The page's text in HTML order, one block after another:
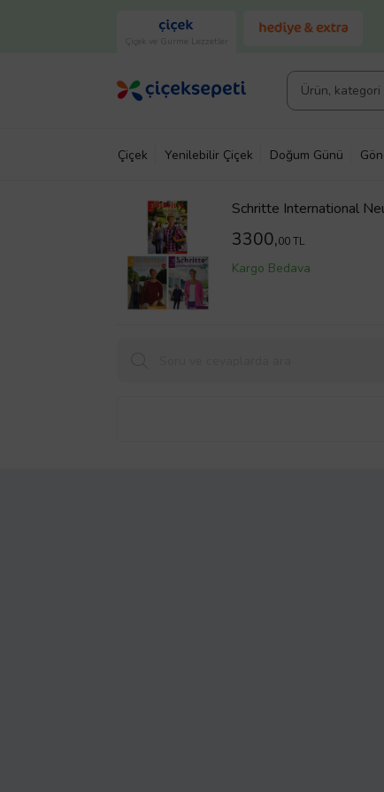
Çiçek ve Gurme Lezzetler
Çiçek Yenilebilir Çiçek Doğum Günü
Schritte International
Schritte International
3300,00 TL
Kargo Bedava